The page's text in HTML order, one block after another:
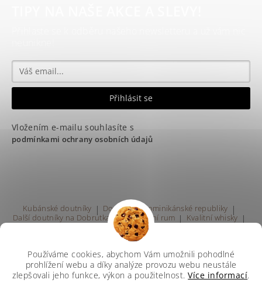
Vložením e-mailu souhlasíte s
podmínkami ochrany osobních údajů
Kubánské doutníky | Doutníky z Dominikánské republiky |
Další doutníky na Dobrutka.eu | Kvalitní rum | Kvalitní whisky |
Prodej rumu Praha
Používáme cookies, abychom Vám umožnili pohodlné
prohlížení webu a díky analýze provozu webu neustále
zlepšovali jeho funkce, výkon a použitelnost.Více informací.